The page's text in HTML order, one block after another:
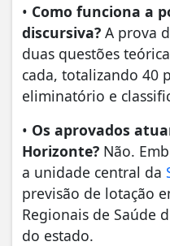
• Como funciona a
discursiva? A prova
duas questões
cada, totalizando 40
eliminatório e
• Os aprovados
Horizonte? Não.
a unidade central da
previsão de lotação
Regionais de Saúde
do estado.